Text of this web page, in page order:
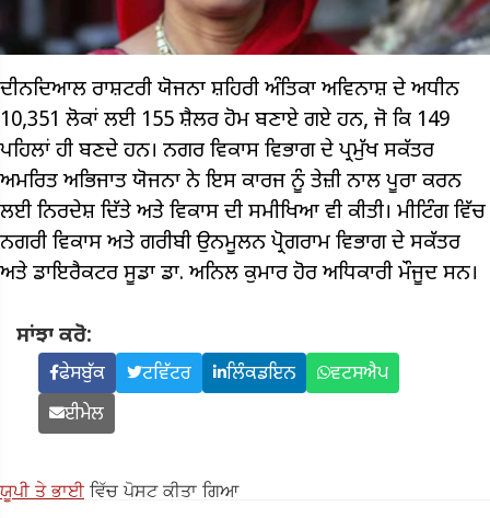
ਦੀਨਦਿਆਲ ਰਾਸ਼ਟਰੀ ਯੋਜਨਾ ਸ਼ਹਿਰੀ ਅੰਤਿਕਾ ਅਵਿਨਾਸ਼ ਦੇ ਅਧੀਨ
10,351 ਲੋਕਾਂ ਲਈ 155 ਸ਼ੈਲਰ ਹੋਮ ਬਣਾਏ ਗਏ ਹਨ, ਜੋ ਕਿ 149
ਪਹਿਲਾਂ ਹੀ ਬਣਦੇ ਹਨ। ਨਗਰ ਵਿਕਾਸ ਵਿਭਾਗ ਦੇ ਪ੍ਰਮੁੱਖ ਸਕੱਤਰ
ਅਮਰਿਤ ਅਭਿਜਾਤ ਯੋਜਨਾ ਨੇ ਇਸ ਕਾਰਜ ਨੂੰ ਤੇਜ਼ੀ ਨਾਲ ਪੂਰਾ ਕਰਨ
ਲਈ ਨਿਰਦੇਸ਼ ਦਿੱਤੇ ਅਤੇ ਵਿਕਾਸ ਦੀ ਸਮੀਖਿਆ ਵੀ ਕੀਤੀ। ਮੀਟਿੰਗ ਵਿੱਚ
ਨਗਰੀ ਵਿਕਾਸ ਅਤੇ ਗਰੀਬੀ ਉਨਮੂਲਨ ਪ੍ਰੋਗਰਾਮ ਵਿਭਾਗ ਦੇ ਸਕੱਤਰ
ਅਤੇ ਡਾਇਰੈਕਟਰ ਸੂਡਾ ਡਾ. ਅਨਿਲ ਕੁਮਾਰ ਹੋਰ ਅਧਿਕਾਰੀ ਮੌਜੂਦ ਸਨ।
ਸਾਂਝਾ ਕਰੋ:
ਫੇਸਬੁੱਕ ਟਵਿੱਟਰ ਲਿੰਕਡਇਨ
ਵਟਸਐਪ
ਈਮੇਲ
ਯੂਪੀ ਤੇ ਭਾਈ ਵਿੱਚ ਪੋਸਟ ਕੀਤਾ ਗਿਆ